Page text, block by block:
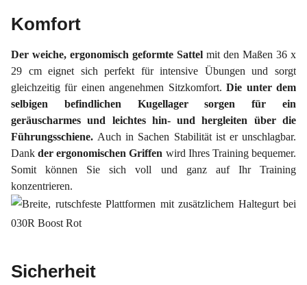
Komfort
Der weiche, ergonomisch geformte Sattel mit den Maßen 36 x
29 cm eignet sich perfekt für intensive Übungen und sorgt
gleichzeitig für einen angenehmen Sitzkomfort.Die unter dem
selbigen befindlichen Kugellager sorgen für ein
geräuscharmes und leichtes hin- und hergleiten über die
Führungsschiene. Auch in Sachen Stabilität ist er unschlagbar.
DankderergonomischenGriffen wird Ihres Training bequemer.
Somit können Sie sich voll und ganz auf Ihr Training
konzentrieren.
Sicherheit